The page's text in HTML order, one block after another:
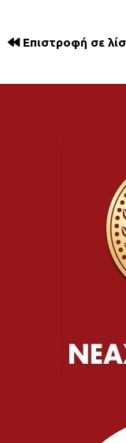
Επιστροφή σε